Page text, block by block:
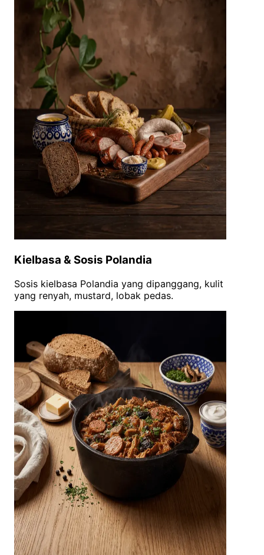
Kielbasa & Sosis Polandia
Sosis kielbasa Polandia yang dipanggang, kulit
yang renyah, mustard, lobak pedas.